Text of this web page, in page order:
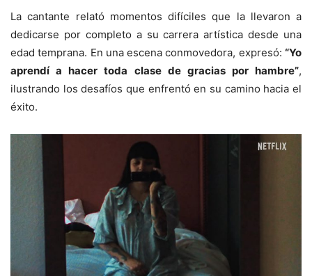
La cantante relató momentos difíciles que la llevaron a
dedicarse por completo a su carrera artística desde una
edad temprana. En una escena conmovedora, expresó: “Yo
aprendí a hacer toda clase de gracias por hambre”,
ilustrando los desafíos que enfrentó en su camino hacia el
éxito.